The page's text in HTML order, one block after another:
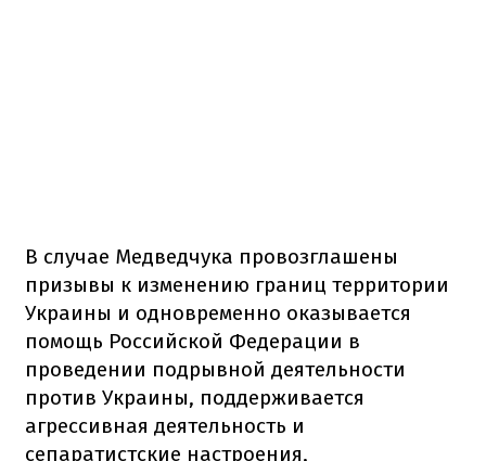
В случае Медведчука провозглашены
призывы к изменению границ территории
Украины и одновременно оказывается
помощь Российской Федерации в
проведении подрывной деятельности
против Украины, поддерживается
агрессивная деятельность и
сепаратистские настроения,